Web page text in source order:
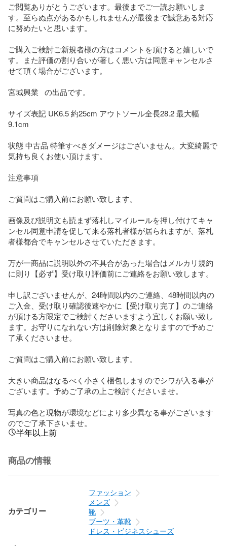
ご閲覧ありがとうございます。最後までご一読お願いしま
す。至らぬ点があるかもしれませんが最後まで誠意ある対応
に努めたいと思います。
ご購入ご検討ご新規者様の方はコメントを頂けると嬉しいで
す。また評価の割り合いが著しく悪い方は同意キャンセルさ
せて頂く場合がございます。
宮城興業   の出品です。
サイズ表記 UK6.5 約25cm アウトソール全長28.2 最大幅
9.1cm
状態 中古品 特筆すべきダメージはございません。大変綺麗で
気持ち良くお使い頂けます。
注意事項
ご質問はご購入前にお願い致します。
画像及び説明文も読まず落札しマイルールを押し付けてキャ
ンセル同意申請を促して来る落札者様が居られますが、落札
者様都合でキャンセルさせていただきます。
万が一商品に説明以外の不具合があった場合はメルカリ規約
に則り【必ず】受け取り評価前にご連絡をお願い致します。
申し訳ございませんが、24時間以内のご連絡、48時間以内の
ご入金、受け取り確認後速やかに【受け取り完了】のご連絡
が頂ける方限定でご検討くださいますよう宜しくお願い致し
ます。お守りになれない方は削除対象となりますので予めご
了承くださいませ。
ご質問はご購入前にお願い致します。
大きい商品はなるべく小さく梱包しますのでシワが入る事が
ございます。予めご了承の上ご検討くださいませ。
写真の色と現物が環境などにより多少異なる事がございます
のでご了承下さいませ。
半年以上前
商品の情報
カテゴリー
ファッション
メンズ
靴
ブーツ・革靴
ドレス・ビジネスシューズ